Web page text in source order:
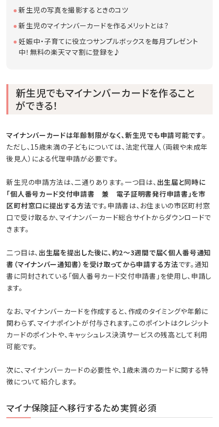
新生児の写真を撮影するときのコツ
新生児のマイナンバーカードを作るメリットとは？
妊娠中・子育てに役立つサンプルボックスを毎月プレゼント
中！無料の楽天ママ割に登録を♪
新生児でもマイナンバーカードを作ること
ができる！
マイナンバーカードは年齢制限がなく、新生児でも申請可能です。
ただし、15歳未満の子どもについては、法定代理人（両親や未成年
後見人）による代理申請が必要です。
新生児の申請方法は、二通りあります。一つ目は、 出生届と同時に
「個人番号カード交付申請書 兼 電子証明書発行申請書」を市
区町村窓口に提出する方法です。申請書は、お住まいの市区町村窓
口で受け取るか、マイナンバーカード総合サイトからダウンロードで
きます。
二つ目は、 出生届を提出した後に、約2〜3週間で届く個人番号通知
書（マイナンバー通知書）を受け取ってから申請する方法です。通知
書に同封されている「個人番号カード交付申請書」を使用し、申請し
ます。
なお、マイナンバーカードを作成すると、作成のタイミングや年齢に
関わらず、マイナポイントが付与されます。このポイントはクレジット
カードのポイントや、キャッシュレス決済サービスの残高として利用
可能です。
次に、マイナンバーカードの必要性や、1歳未満のカードに関する特
徴について紹介します。
マイナ保険証へ移行するため実質必須